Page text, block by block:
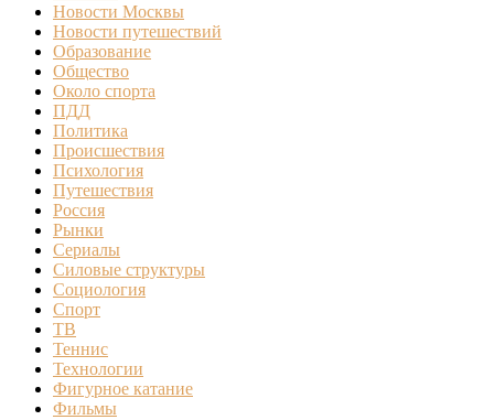
Новости Москвы
Новости путешествий
Образование
Общество
Около спорта
ПДД
Политика
Происшествия
Психология
Путешествия
Россия
Рынки
Сериалы
Силовые структуры
Социология
Спорт
ТВ
Теннис
Технологии
Фигурное катание
Фильмы